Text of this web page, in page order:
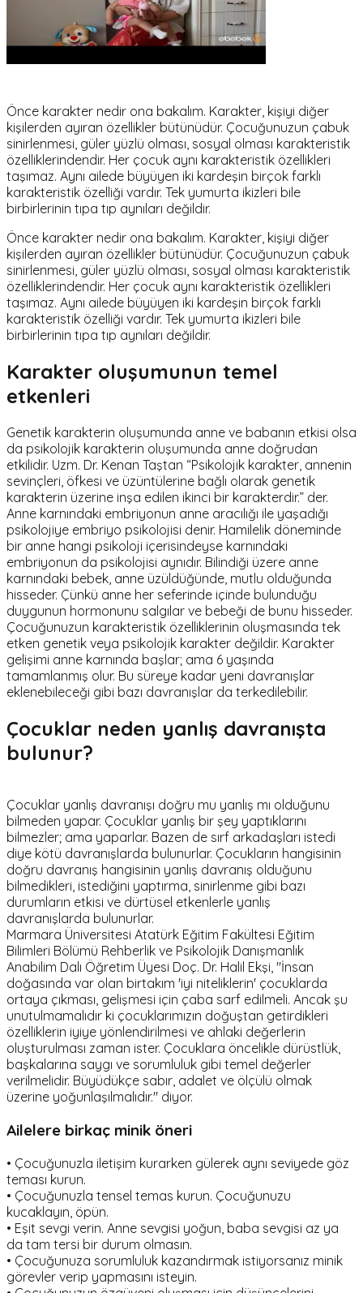
Önce karakter nedir ona bakalım. Karakter, kişiyi diğer
kişilerden ayıran özellikler bütünüdür. Çocuğunuzun çabuk
sinirlenmesi, güler yüzlü olması, sosyal olması karakteristik
özelliklerindendir. Her çocuk aynı karakteristik özellikleri
taşımaz. Aynı ailede büyüyen iki kardeşin birçok farklı
karakteristik özelliği vardır. Tek yumurta ikizleri bile
birbirlerinin tıpa tıp aynıları değildir.
Önce karakter nedir ona bakalım. Karakter, kişiyi diğer
kişilerden ayıran özellikler bütünüdür. Çocuğunuzun çabuk
sinirlenmesi, güler yüzlü olması, sosyal olması karakteristik
özelliklerindendir. Her çocuk aynı karakteristik özellikleri
taşımaz. Aynı ailede büyüyen iki kardeşin birçok farklı
karakteristik özelliği vardır. Tek yumurta ikizleri bile
birbirlerinin tıpa tıp aynıları değildir.
Karakter oluşumunun temel
etkenleri
Genetik karakterin oluşumunda anne ve babanın etkisi olsa
da psikolojik karakterin oluşumunda anne doğrudan
etkilidir. Uzm. Dr. Kenan Taştan “Psikolojik karakter, annenin
sevinçleri, öfkesi ve üzüntülerine bağlı olarak genetik
karakterin üzerine inşa edilen ikinci bir karakterdir.” der.
Anne karnındaki embriyonun anne aracılığı ile yaşadığı
psikolojiye embriyo psikolojisi denir. Hamilelik döneminde
bir anne hangi psikoloji içerisindeyse karnındaki
embriyonun da psikolojisi aynıdır. Bilindiği üzere anne
karnındaki bebek, anne üzüldüğünde, mutlu olduğunda
hisseder. Çünkü anne her seferinde içinde bulunduğu
duygunun hormonunu salgılar ve bebeği de bunu hisseder.
Çocuğunuzun karakteristik özelliklerinin oluşmasında tek
etken genetik veya psikolojik karakter değildir. Karakter
gelişimi anne karnında başlar; ama 6 yaşında
tamamlanmış olur. Bu süreye kadar yeni davranışlar
eklenebileceği gibi bazı davranışlar da terkedilebilir.
Çocuklar neden yanlış davranışta
bulunur?
Çocuklar yanlış davranışı doğru mu yanlış mı olduğunu
bilmeden yapar. Çocuklar yanlış bir şey yaptıklarını
bilmezler; ama yaparlar. Bazen de sırf arkadaşları istedi
diye kötü davranışlarda bulunurlar. Çocukların hangisinin
doğru davranış hangisinin yanlış davranış olduğunu
bilmedikleri, istediğini yaptırma, sinirlenme gibi bazı
durumların etkisi ve dürtüsel etkenlerle yanlış
davranışlarda bulunurlar.
Marmara Üniversitesi Atatürk Eğitim Fakültesi Eğitim
Bilimleri Bölümü Rehberlik ve Psikolojik Danışmanlık
Anabilim Dalı Öğretim Üyesi Doç. Dr. Halil Ekşi, "İnsan
doğasında var olan birtakım 'iyi niteliklerin' çocuklarda
ortaya çıkması, gelişmesi için çaba sarf edilmeli. Ancak şu
unutulmamalıdır ki çocuklarımızın doğuştan getirdikleri
özelliklerin iyiye yönlendirilmesi ve ahlaki değerlerin
oluşturulması zaman ister. Çocuklara öncelikle dürüstlük,
başkalarına saygı ve sorumluluk gibi temel değerler
verilmelidir. Büyüdükçe sabır, adalet ve ölçülü olmak
üzerine yoğunlaşılmalıdır." diyor.
Ailelere birkaç minik öneri
• Çocuğunuzla iletişim kurarken gülerek aynı seviyede göz
teması kurun.
• Çocuğunuzla tensel temas kurun. Çocuğunuzu
kucaklayın, öpün.
• Eşit sevgi verin. Anne sevgisi yoğun, baba sevgisi az ya
da tam tersi bir durum olmasın.
• Çocuğunuza sorumluluk kazandırmak istiyorsanız minik
görevler verip yapmasını isteyin.